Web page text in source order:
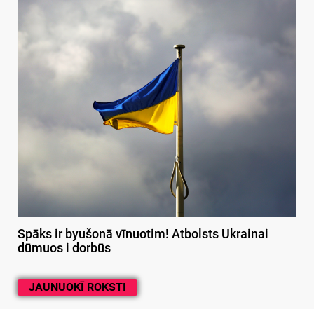
Spāks ir byušonā vīnuotim! Atbolsts Ukrainai
dūmuos i dorbūs
JAUNUOKĪ ROKSTI